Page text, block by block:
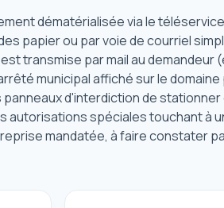
dématérialisée via le
papier ou par voie de courriel
transmise par mail au demandeur
municipal affiché sur le domaine
d'interdiction de
autorisations spéciales touchant à
mandatée, à faire constater